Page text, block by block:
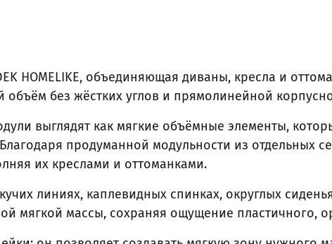
HOMELIKE, объединяющая диваны, кресла и
без жёстких углов и прямолинейной
выглядят как мягкие объёмные элементы,
продуманной модульности из отдельных
их креслами и оттоманками.
линиях, каплевидных спинках, округлых
мягкой массы, сохраняя ощущение пластичного,